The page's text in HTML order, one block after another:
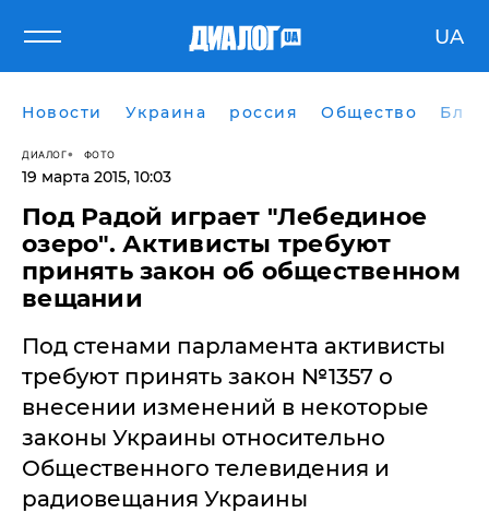
UA
Новости Украина россия Общество
ДИАЛОГ ФОТО
19 марта 2015, 10:03
Под Радой играет "Лебединое
озеро". Активисты требуют
принять закон об общественном
Под стенами парламента активисты
требуют принять закон №1357 о
внесении изменений в некоторые
законы Украины относительно
Общественного телевидения и
радиовещания Украины